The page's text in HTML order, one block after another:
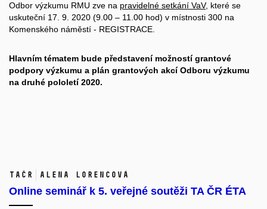
Odbor výzkumu RMU zve na pravidelné setkání VaV, které se
uskuteční 17. 9. 2020 (9.00 – 11.00 hod) v místnosti 300 na
Komenského náměstí - REGISTRACE
Hlavním tématem bude představení možností grantové
podpory výzkumu a plán grantových akcí Odboru výzkumu
na druhé pololetí 2020.
TAČR Alena Lorencová
Online seminář k 5. veřejné soutěži TA ČR ÉTA